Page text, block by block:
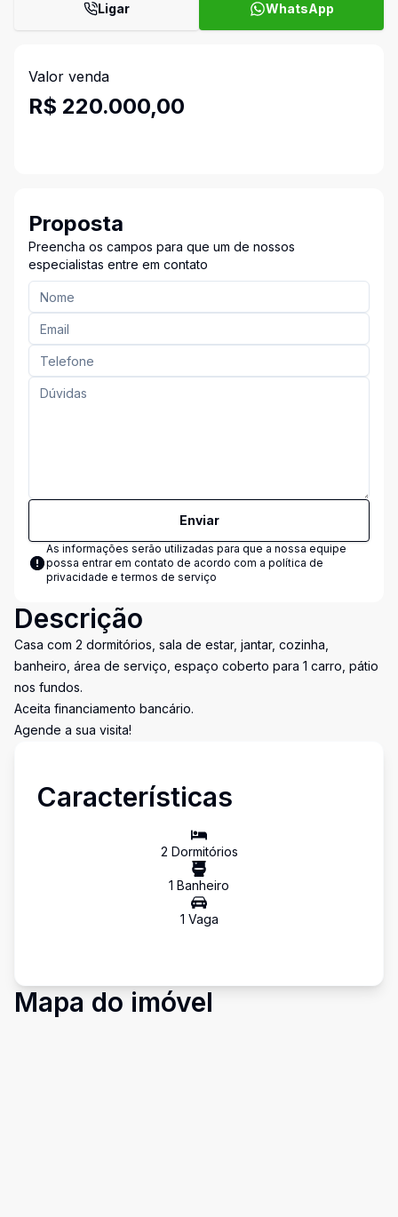
Ligar WhatsApp
Valor venda
R$ 220.000,00
Proposta
Preencha os campos para que um de nossos
especialistas entre em contato
Enviar
As informações serão utilizadas para que a nossa equipe
possa entrar em contato de acordo com a política de
privacidade e termos de serviço
Descrição
Casa com 2 dormitórios, sala de estar, jantar, cozinha,
banheiro, área de serviço, espaço coberto para 1 carro, pátio
nos fundos.
Aceita financiamento bancário.
Agende a sua visita!
Características
2 Dormitórios
1 Banheiro
1 Vaga
Mapa do imóvel